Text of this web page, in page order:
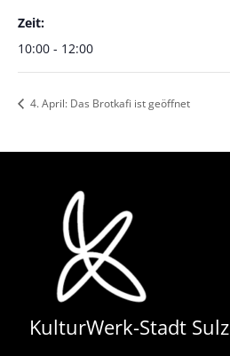
Zeit:
10:00 - 12:00
4. April: Das Brotkafi ist geöffnet
KulturWerk-Stadt Sulz